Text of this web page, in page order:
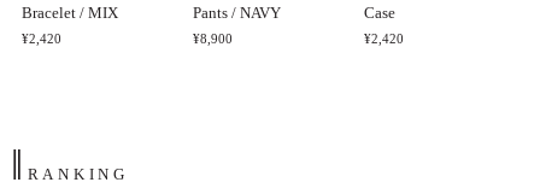
Bracelet / MIX
¥2,420
Pants / NAVY
¥8,900
Case
¥2,420
‖ RANKING